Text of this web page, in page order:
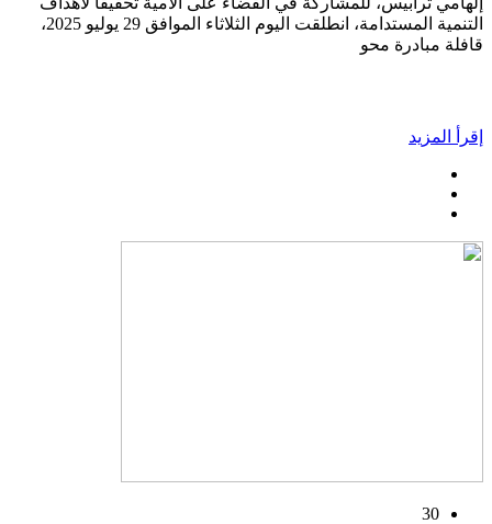
التنمية المستدامة، انطلقت اليوم الثلاثاء الموافق 29 يوليو 2025،
قافلة مبادرة محو
إقرأ المزيد
30